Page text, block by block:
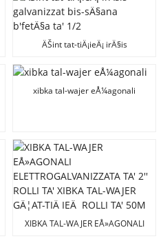
ÄŠint tat-tiÄ¡ieÄ¡ irÄ§is
ta' 1/2" b'wajer ta' 0.8mm
xibka tal-wajer eÅ¼agonali
XIBKA TAL-WAJER EÅ»AGONALI